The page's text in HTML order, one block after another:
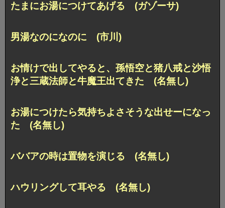
たまにお湯につけてあげる (ガゾーサ)
男湯なのになのに (市川)
お情けで出してやると、孫悟空と猪八戒と沙悟
浄と三蔵法師と牛魔王出てきた (名無し)
お湯につけたら気持ちよさそうな出せーになっ
た (名無し)
ババアの時は置物を演じる (名無し)
ハウリングして耳やる (名無し)